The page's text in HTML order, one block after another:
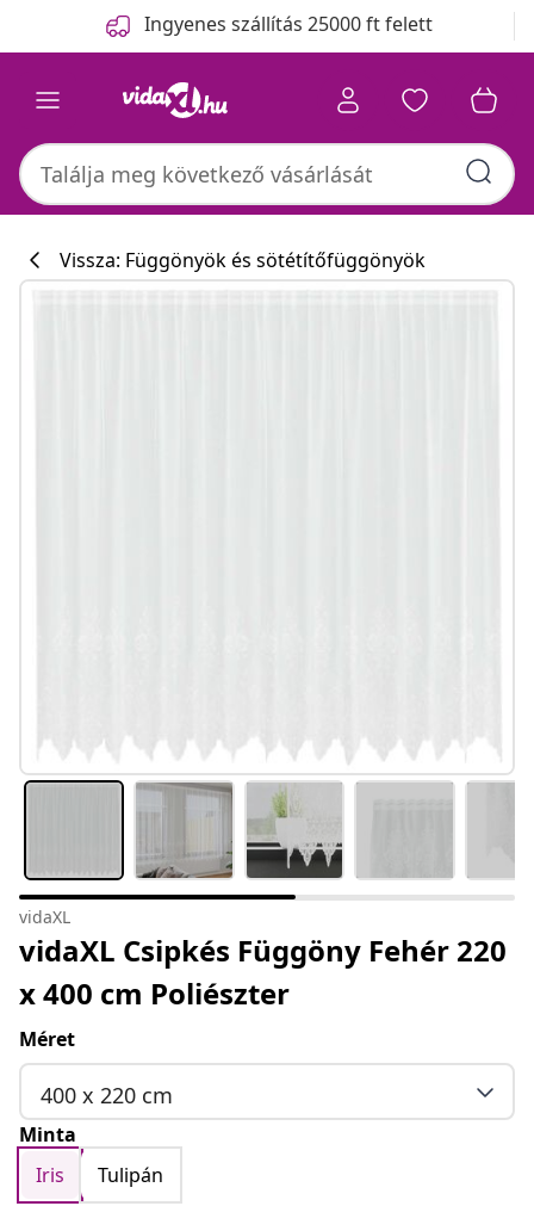
Ingyenes szállítás 25000 ft felett
Vissza: Függönyök és sötétítőfüggönyök
vidaXL
vidaXL Csipkés Függöny Fehér 220
x 400 cm Poliészter
Méret
400 x 220 cm
Minta
Iris
Tulipán